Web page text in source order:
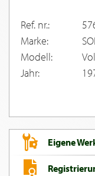
Ref. nr.:
Marke:
Modell:
Jahr:
Eigene